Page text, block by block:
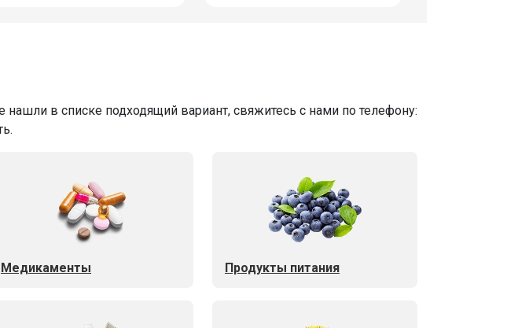
в списке подходящий вариант, свяжитесь с нами по телефону:
Медикаменты Продукты питания